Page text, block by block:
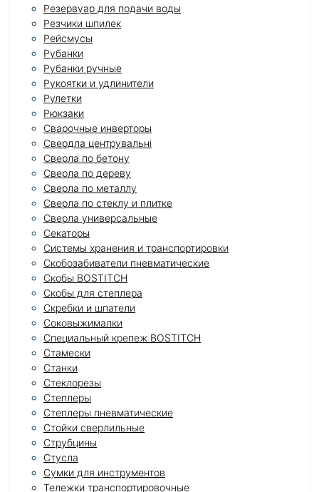
Резервуар для подачи воды
Резчики шпилек
Рейсмусы
Рубанки
Рубанки ручные
Рукоятки и удлинители
Рулетки
Рюкзаки
Сварочные инверторы
Свердла центрувальні
Сверла по бетону
Сверла по дереву
Сверла по металлу
Сверла по стеклу и плитке
Сверла универсальные
Секаторы
Системы хранения и транспортировки
Скобозабиватели пневматические
Скобы BOSTITCH
Скобы для степлера
Скребки и шпатели
Соковыжималки
Специальный крепеж BOSTITCH
Стамески
Станки
Стеклорезы
Степлеры
Степлеры пневматические
Стойки сверлильные
Струбцины
Стусла
Сумки для инструментов
Тележки транспортировочные